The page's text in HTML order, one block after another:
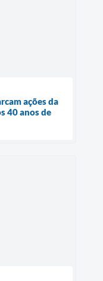
ações da
40 anos de